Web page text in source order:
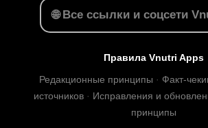
🌐 Все ссылки и соцсети
Правила Vnutri Apps
Редакционные принципы · Факт-
источников · Исправления и
принципы